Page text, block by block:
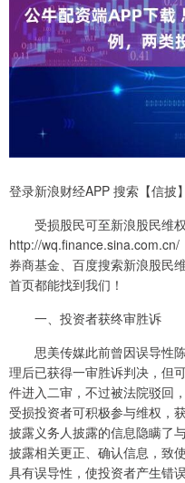
登录新浪财经APP 搜索【信披
受损股民可至新浪股民维权
http://
券商基金、百度搜索新浪股民
首页都能找到我们！
一、投资者获终审胜诉
思美传媒此前曾因误导性陈
理后已获得一审胜诉判决，但
件进入二审，不过被法院驳回
受损投资者可积极参与维权，
披露义务人披露的信息隐瞒了
披露相关更正、确认信息，致
具有误导性，使投资者产生错误